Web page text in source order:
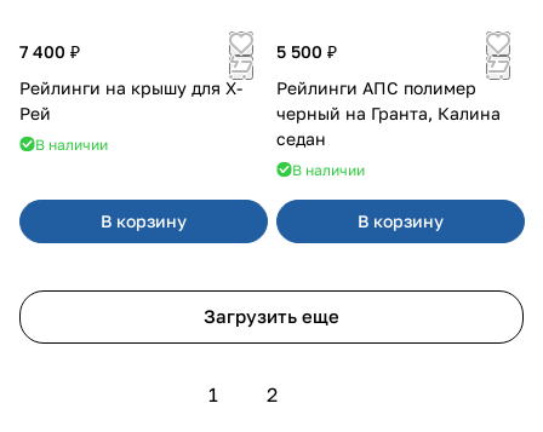
7 400 ₽
Рейлинги на крышу для Х-
Рей
В наличии
В корзину
5 500 ₽
Рейлинги АПС полимер
черный на Гранта, Калина
седан
В наличии
В корзину
Загрузить еще
1 2